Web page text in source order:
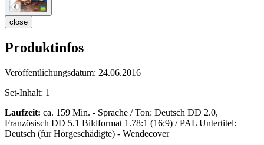
close
Produktinfos
Veröffentlichungsdatum: 24.06.2016
Set-Inhalt: 1
Laufzeit: ca. 159 Min. - Sprache / Ton: Deutsch DD 2.0,
Französisch DD 5.1 Bildformat 1.78:1 (16:9) / PAL Untertitel:
Deutsch (für Hörgeschädigte) - Wendecover